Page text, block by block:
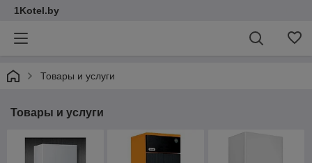
1Kotel.by
Товары и услуги
Товары и услуги